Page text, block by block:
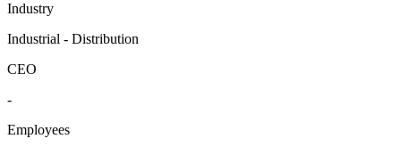
Industry
Industrial - Distribution
CEO
-
Employees